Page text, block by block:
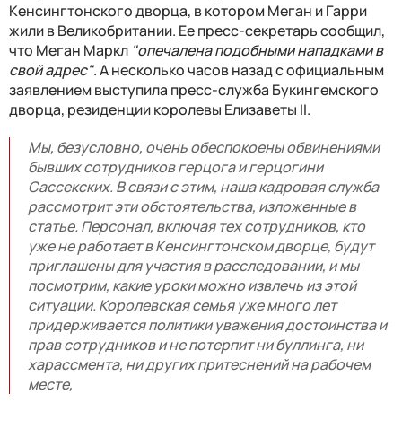
Кенсингтонского дворца, в котором Меган и Гарри
жили в Великобритании. Ее пресс-секретарь сообщил,
что Меган Маркл "опечалена подобными нападками в
свой адрес". А несколько часов назад с официальным
заявлением выступила пресс-служба Букингемского
дворца, резиденции королевы Елизаветы II.
Мы, безусловно, очень обеспокоены обвинениями
бывших сотрудников герцога и герцогини
Сассекских. В связи с этим, наша кадровая служба
рассмотрит эти обстоятельства, изложенные в
статье. Персонал, включая тех сотрудников, кто
уже не работает в Кенсингтонском дворце, будут
приглашены для участия в расследовании, и мы
посмотрим, какие уроки можно извлечь из этой
ситуации. Королевская семья уже много лет
придерживается политики уважения достоинства и
прав сотрудников и не потерпит ни буллинга, ни
харассмента, ни других притеснений на рабочем
месте,